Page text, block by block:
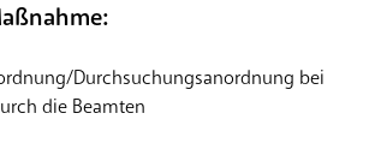
Durchsuchungsanordnung bei
die Beamten